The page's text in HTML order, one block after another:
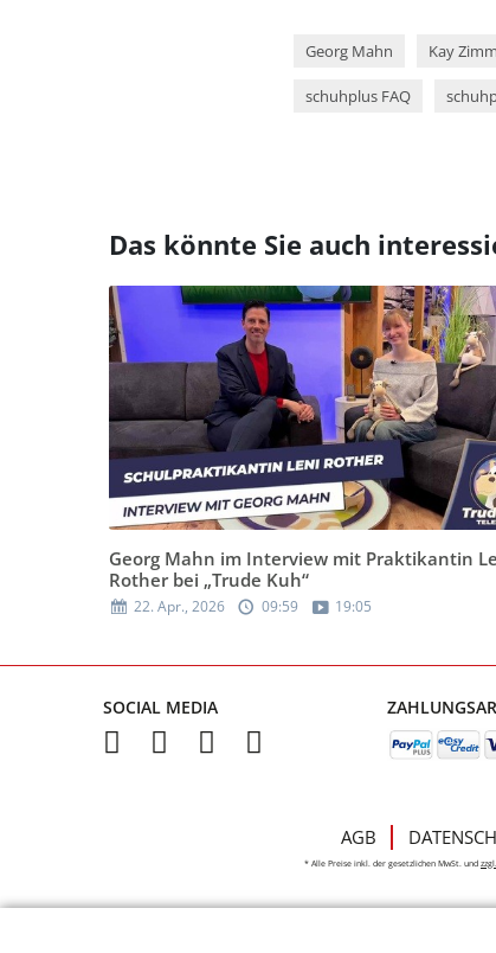
Georg Mahn Kay
schuhplus FAQ
Das könnte Sie auch
Georg Mahn im Interview mit Praktikantin
Rother bei „Trude Kuh“
22. Apr., 2026 09:59 19:05
SOCIAL MEDIA
AGB
* Alle Preise inkl. der gesetzlichen MwSt. und